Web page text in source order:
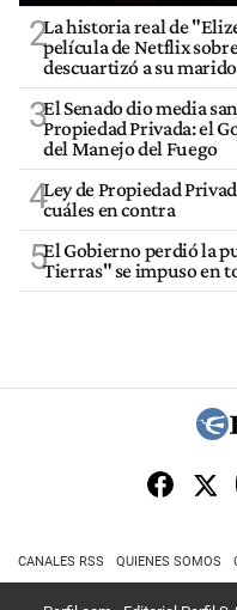
2La historia real de
película de Netflix
descuartizó a su marido
3El Senado dio media
Propiedad Privada: el
del Manejo del Fuego
4Ley de Propiedad
cuáles en contra
5El Gobierno perdió la
Tierras" se impuso en
CANALES RSS QUIENES SOMOS